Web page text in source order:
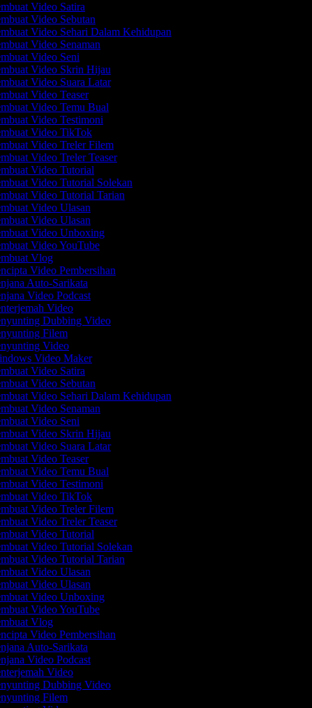
Video Satira
Video Sebutan
Video Sehari Dalam Kehidupan
Video Senaman
Video Seni
Video Skrin Hijau
Video Suara Latar
Video Teaser
Video Temu Bual
Video Testimoni
Video TikTok
Video Treler Filem
Video Treler Teaser
Video Tutorial
Video Tutorial Solekan
Video Tutorial Tarian
Video Ulasan
Video Ulasan
Video Unboxing
Video YouTube
Vlog
Video Pembersihan
Auto-Sarikata
Video Podcast
Video
Dubbing Video
Filem
Video
Video Maker
Video Satira
Video Sebutan
Video Sehari Dalam Kehidupan
Video Senaman
Video Seni
Video Skrin Hijau
Video Suara Latar
Video Teaser
Video Temu Bual
Video Testimoni
Video TikTok
Video Treler Filem
Video Treler Teaser
Video Tutorial
Video Tutorial Solekan
Video Tutorial Tarian
Video Ulasan
Video Ulasan
Video Unboxing
Video YouTube
Vlog
Video Pembersihan
Auto-Sarikata
Video Podcast
Video
Dubbing Video
Filem